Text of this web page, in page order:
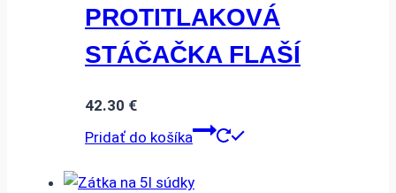
PROTITLAKOVÁ
STÁČAČKA FLAŠÍ
42.30 €
Pridať do košíka